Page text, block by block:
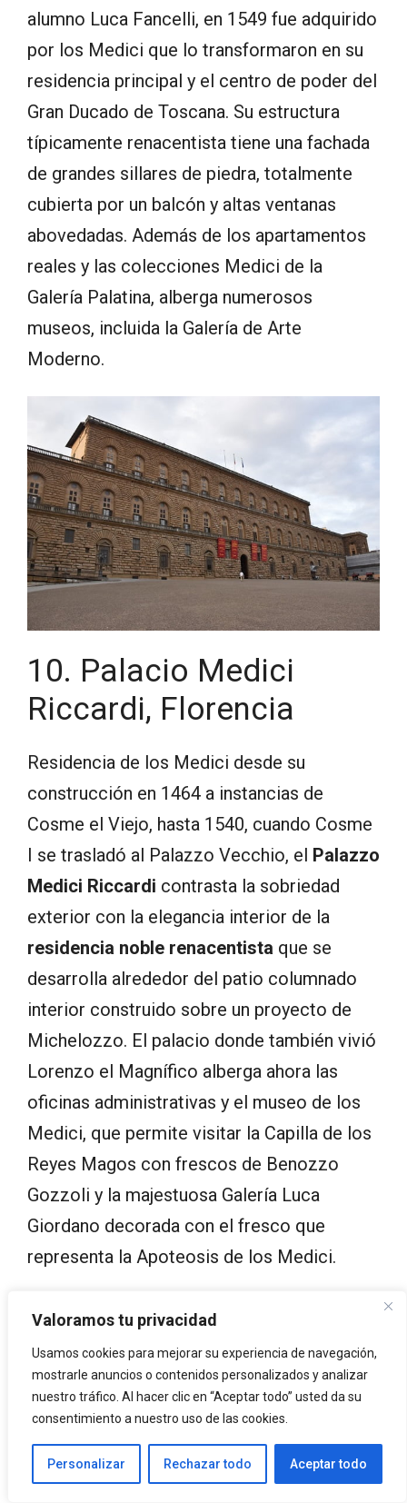
Valoramos tu privacidad
Usamos cookies para mejorar su experiencia de navegación,
mostrarle anuncios o contenidos personalizados y analizar
nuestro tráfico. Al hacer clic en “Aceptar todo” usted da su
consentimiento a nuestro uso de las cookies.
Personalizar Rechazar todo Aceptar todo
alumno Luca Fancelli, en 1549 fue adquirido
por los Medici que lo transformaron en su
residencia principal y el centro de poder del
Gran Ducado de Toscana. Su estructura
típicamente renacentista tiene una fachada
de grandes sillares de piedra, totalmente
cubierta por un balcón y altas ventanas
abovedadas. Además de los apartamentos
reales y las colecciones Medici de la
Galería Palatina, alberga numerosos
museos, incluida la Galería de Arte
Moderno.
10. Palacio Medici
Riccardi, Florencia
Residencia de los Medici desde su
construcción en 1464 a instancias de
Cosme el Viejo, hasta 1540, cuando Cosme
I se trasladó al Palazzo Vecchio, el Palazzo
Medici Riccardi contrasta la sobriedad
exterior con la elegancia interior de la
residencia noble renacentista que se
desarrolla alrededor del patio columnado
interior construido sobre un proyecto de
Michelozzo. El palacio donde también vivió
Lorenzo el Magnífico alberga ahora las
oficinas administrativas y el museo de los
Medici, que permite visitar la Capilla de los
Reyes Magos con frescos de Benozzo
Gozzoli y la majestuosa Galería Luca
Giordano decorada con el fresco que
representa la Apoteosis de los Medici.